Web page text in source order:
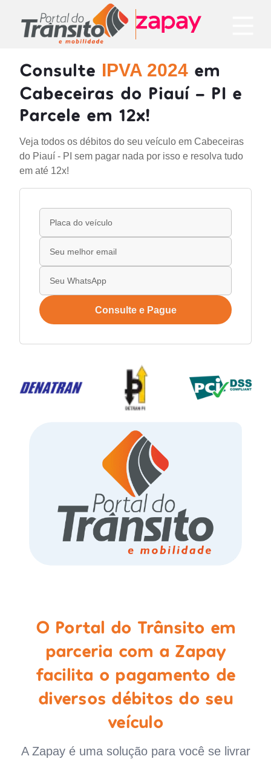
Consulte IPVA 2024 em
Cabeceiras do Piauí - PI e
Parcele em 12x!
Veja todos os débitos do seu veículo em Cabeceiras
do Piauí - PI sem pagar nada por isso e resolva tudo
em até 12x!
Consulte e Pague
O Portal do Trânsito em
parceria com a Zapay
facilita o pagamento de
diversos débitos do seu
veículo
A Zapay é uma solução para você se livrar